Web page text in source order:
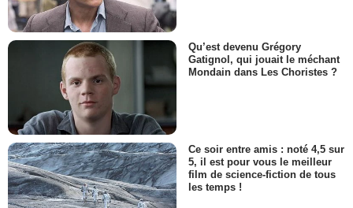
Qu’est devenu Grégory
Gatignol, qui jouait le méchant
Mondain dans Les Choristes ?
Ce soir entre amis : noté 4,5 sur
5, il est pour vous le meilleur
film de science-fiction de tous
les temps !